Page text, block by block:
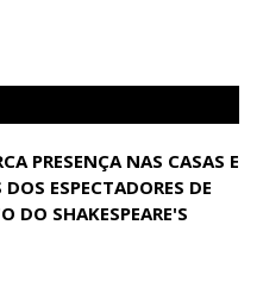
PRESENÇA NAS CASAS E
ESPECTADORES DE
DO SHAKESPEARE'S